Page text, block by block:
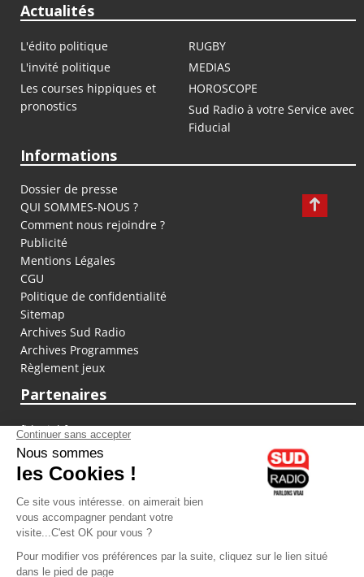
Actualités
L'édito politique
RUGBY
L'invité politique
MEDIAS
Les courses hippiques et
pronostics
HOROSCOPE
Sud Radio à votre Service avec
Fiducial
Informations
Dossier de presse
QUI SOMMES-NOUS ?
Comment nous rejoindre ?
Publicité
Mentions Légales
CGU
Politique de confidentialité
Sitemap
Archives Sud Radio
Archives Programmes
Règlement jeux
Partenaires
fiducial.fr
lyoncapitale.fr
olympique-et-lyonnais.com
L'application Iphone / Android
Téléchargez l'application